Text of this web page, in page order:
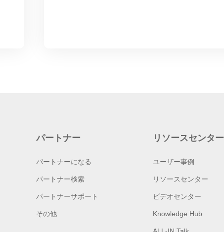
パートナー
パートナーになる
パートナー検索
パートナーサポート
その他
リソースセンター
ユーザー事例
リソースセンター
ビデオセンター
Knowledge Hub